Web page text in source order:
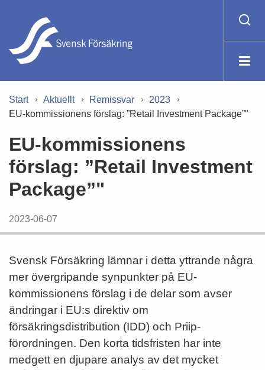
Start Aktuellt Remissvar
2023
EU-kommissionens förslag: ”Retail Investment Package”"
EU-kommissionens
förslag: ”Retail Investment
Package”"
2023-06-07
Svensk Försäkring lämnar i detta yttrande några
mer övergripande synpunkter på EU-
kommissionens förslag i de delar som avser
ändringar i EU:s direktiv om
försäkringsdistribution (IDD) och Priip-
förordningen. Den korta tidsfristen har inte
medgett en djupare analys av det mycket